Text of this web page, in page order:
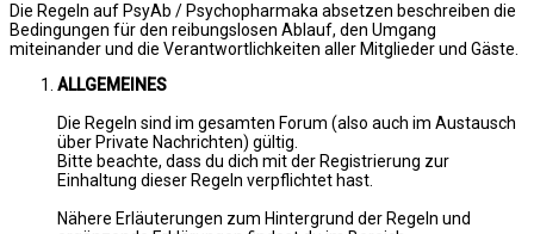
Die Regeln auf PsyAb / Psychopharmaka absetzen beschreiben die
Bedingungen für den reibungslosen Ablauf, den Umgang
miteinander und die Verantwortlichkeiten aller Mitglieder und Gäste.
ALLGEMEINES
Die Regeln sind im gesamten Forum (also auch im Austausch
über Private Nachrichten) gültig.
Bitte beachte, dass du dich mit der Registrierung zur
Einhaltung dieser Regeln verpflichtet hast.
Nähere Erläuterungen zum Hintergrund der Regeln und